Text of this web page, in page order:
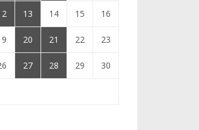
13 14 15 16
20 21 22 23
27 28 29 30